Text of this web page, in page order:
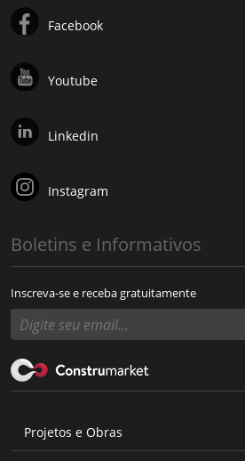
Facebook
Youtube
Linkedin
Instagram
Boletins e Informativos
Inscreva-se e receba gratuitamente
Projetos e Obras